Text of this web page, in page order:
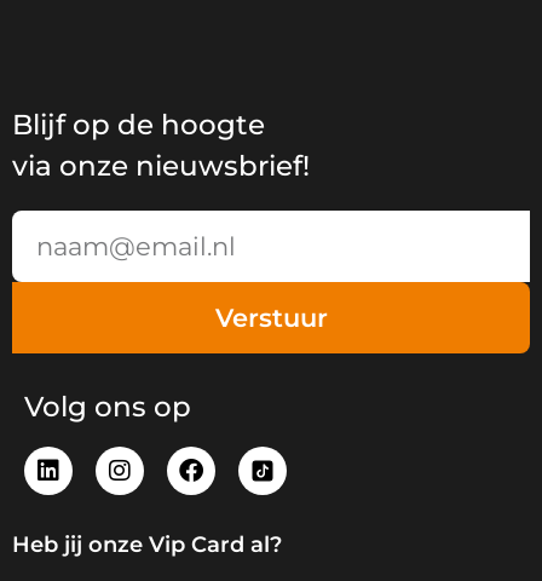
Blijf op de hoogte
via onze nieuwsbrief!
Verstuur
Volg ons op
L
i
k
e
I
n
a
F
a
e
b
Heb jij onze Vip Card al?